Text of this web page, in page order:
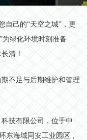
自己的“天空之城”，更
为绿化环境时刻准备
清！
不足与后期维护和管理
技有限公司，位于中
东海域同安工业园区，